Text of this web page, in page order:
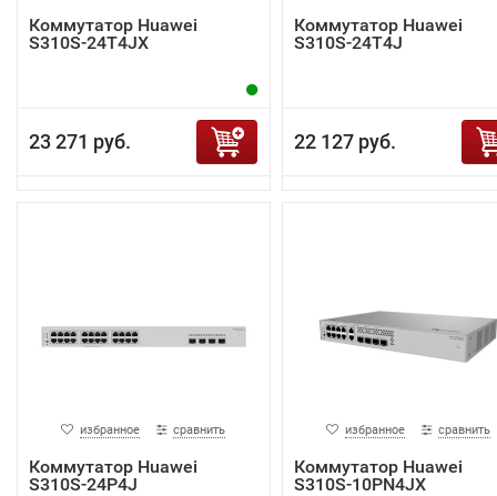
Коммутатор Huawei
S310S-24T4JX
23 271 руб.
Коммутатор Huawei
S310S-24T4J
22 127 руб.
избранное сравнить
Коммутатор Huawei
S310S-24P4J
избранное сравнить
Коммутатор Huawei
S310S-10PN4JX